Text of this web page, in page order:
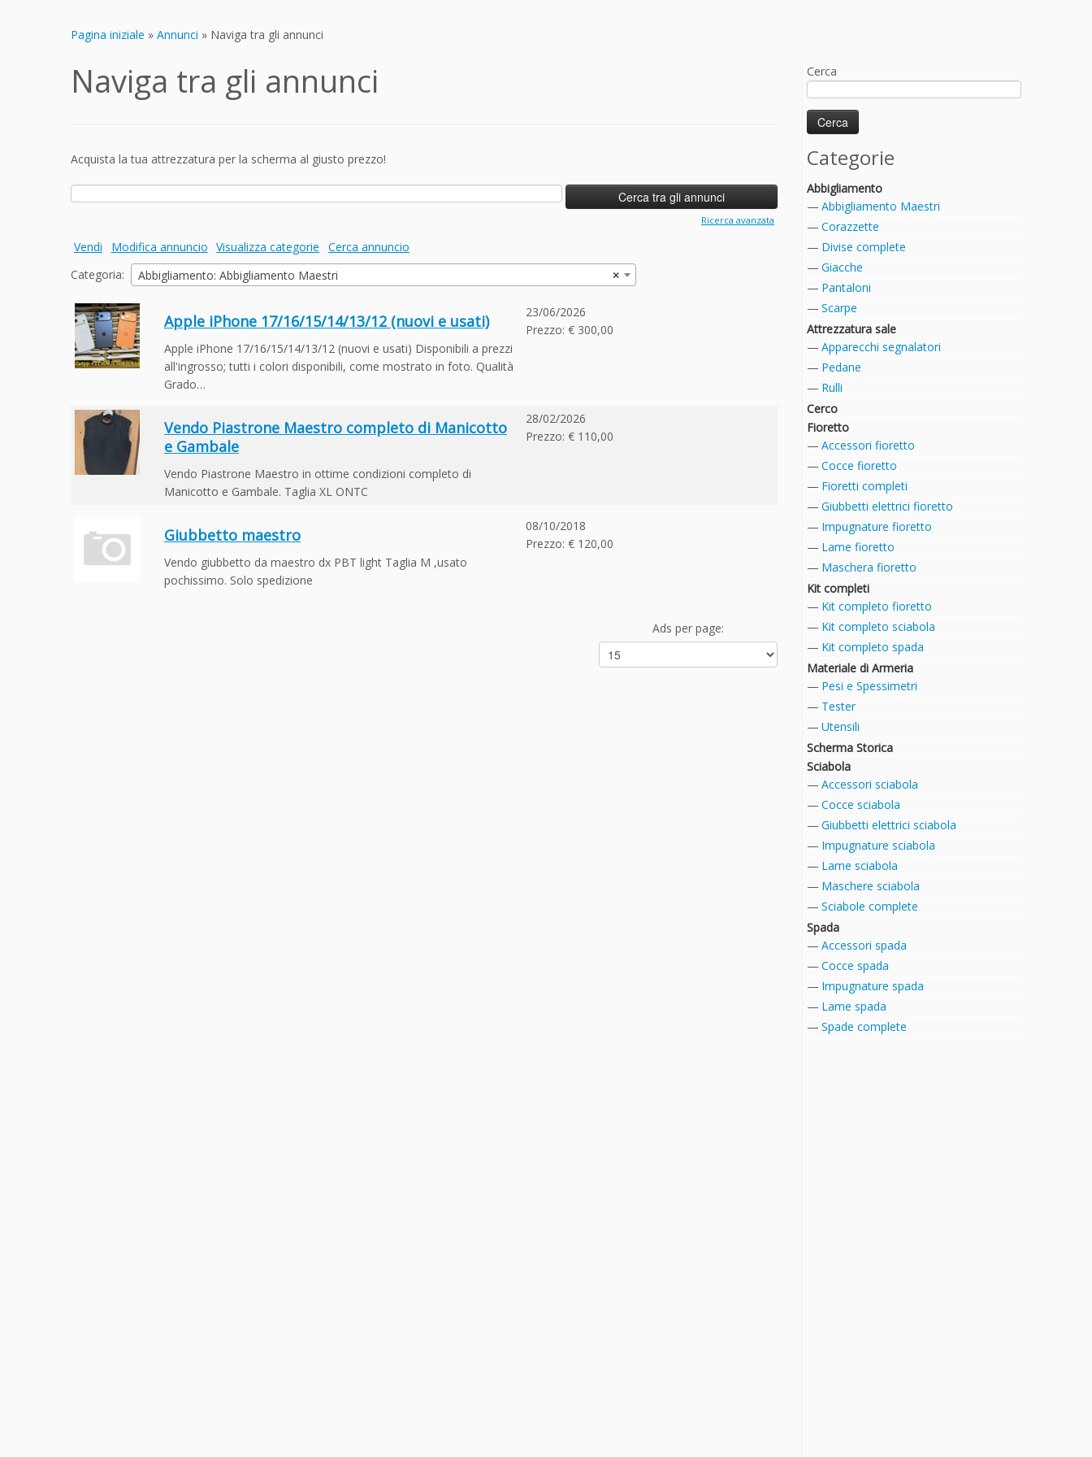
Pagina iniziale » Annunci » Naviga tra gli annunci
Naviga tra gli annunci
Acquista la tua attrezzatura per la scherma al giusto prezzo!
Ricerca
Ricerca avanzata
Vendi Modifica annuncio Visualizza categorie
Cerca annuncio
Categoria:
×
Abbigliamento: Abbigliamento Maestri
Apple iPhone 17/16/15/14/13/12 (nuovi e usati)
Apple iPhone 17/16/15/14/13/12 (nuovi e usati) Disponibili a prezzi
all'ingrosso; tutti i colori disponibili, come mostrato in foto. Qualità
Grado…
23/06/2026
Prezzo: € 300,00
Vendo Piastrone Maestro completo di Manicotto
e Gambale
Vendo Piastrone Maestro in ottime condizioni completo di
Manicotto e Gambale. Taglia XL ONTC
28/02/2026
Prezzo: € 110,00
Giubbetto maestro
Vendo giubbetto da maestro dx PBT light Taglia M ,usato
pochissimo. Solo spedizione
08/10/2018
Prezzo: € 120,00
Ads per page:
Cerca
Categorie
Abbigliamento
Abbigliamento Maestri
Corazzette
Divise complete
Giacche
Pantaloni
Scarpe
Attrezzatura sale
Apparecchi segnalatori
Pedane
Rulli
Cerco
Fioretto
Accessori fioretto
Cocce fioretto
Fioretti completi
Giubbetti elettrici fioretto
Impugnature fioretto
Lame fioretto
Maschera fioretto
Kit completi
Kit completo fioretto
Kit completo sciabola
Kit completo spada
Materiale di Armeria
Pesi e Spessimetri
Tester
Utensili
Scherma Storica
Sciabola
Accessori sciabola
Cocce sciabola
Giubbetti elettrici sciabola
Impugnature sciabola
Lame sciabola
Maschere sciabola
Sciabole complete
Spada
Accessori spada
Cocce spada
Impugnature spada
Lame spada
Spade complete